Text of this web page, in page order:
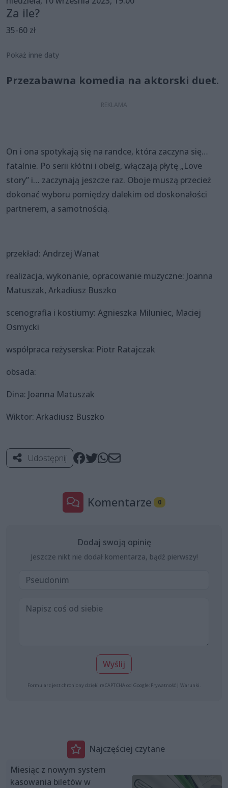
Za ile?
35-60 zł
Pokaż inne daty
Przezabawna komedia na aktorski duet.
On i ona spotykają się na randce, która zaczyna się…
fatalnie. Po serii kłótni i obelg, włączają płytę „Love
story” i… zaczynają jeszcze raz. Oboje muszą przecież
dokonać wyboru pomiędzy dalekim od doskonałości
partnerem, a samotnością.
przekład: Andrzej Wanat
realizacja, wykonanie, opracowanie muzyczne: Joanna
Matuszak, Arkadiusz Buszko
scenografia i kostiumy: Agnieszka Miluniec, Maciej
Osmycki
współpraca reżyserska: Piotr Ratajczak
obsada:
Dina: Joanna Matuszak
Wiktor: Arkadiusz Buszko
Udostępnij
Komentarze 0
Dodaj swoją opinię
Jeszcze nikt nie dodał komentarza, bądź pierwszy!
Wyślij
Formularz jest chroniony dzięki reCAPTCHA od Google: Prywatność | Warunki
Najczęściej czytane
Miesiąc z nowym system
kasowania biletów w